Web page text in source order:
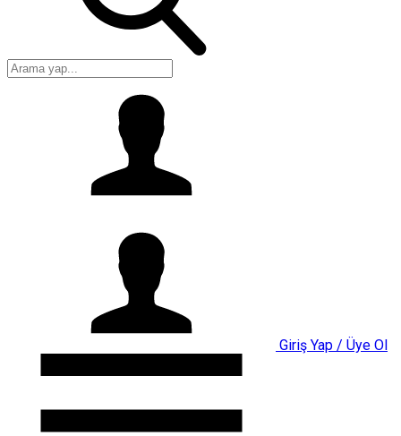
Giriş Yap / Üye Ol